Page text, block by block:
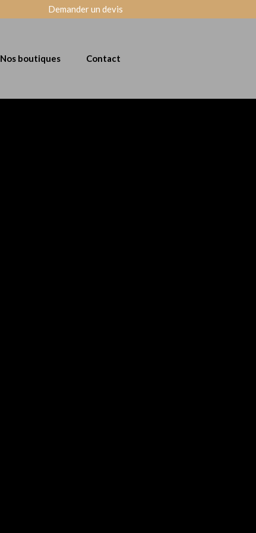
Demander un devis
Nos boutiques Contact